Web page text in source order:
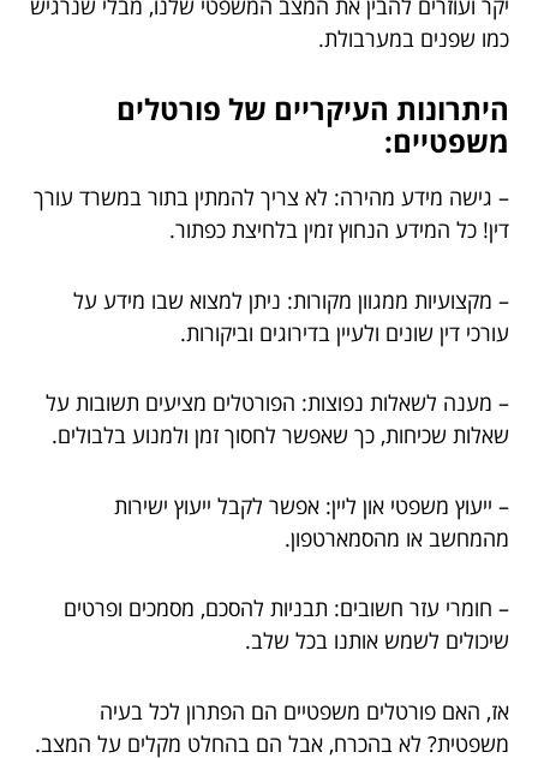
יקר ועוזרים להבין את המצב המשפטי שלנו, מבלי שנרגיש
כמו שפנים במערבולת.
היתרונות העיקריים של פורטלים
משפטיים:
– גישה מידע מהירה: לא צריך להמתין בתור במשרד עורך
דין! כל המידע הנחוץ זמין בלחיצת כפתור.
– מקצועיות ממגוון מקורות: ניתן למצוא שבו מידע על
עורכי דין שונים ולעיין בדירוגים וביקורות.
– מענה לשאלות נפוצות: הפורטלים מציעים תשובות על
שאלות שכיחות, כך שאפשר לחסוך זמן ולמנוע בלבולים.
– ייעוץ משפטי און ליין: אפשר לקבל ייעוץ ישירות
מהמחשב או מהסמארטפון.
– חומרי עזר חשובים: תבניות להסכם, מסמכים ופרטים
שיכולים לשמש אותנו בכל שלב.
אז, האם פורטלים משפטיים הם הפתרון לכל בעיה
משפטית? לא בהכרח, אבל הם בהחלט מקלים על המצב.